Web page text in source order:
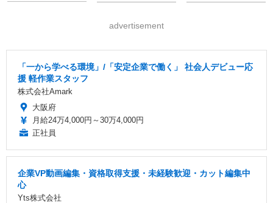
advertisement
「一から学べる環境」/「安定企業で働く」 社会人デビュー応
援 軽作業スタッフ
株式会社Amark
大阪府
月給24万4,000円～30万4,000円
正社員
企業VP動画編集・資格取得支援・未経験歓迎・カット編集中
心
Yts株式会社